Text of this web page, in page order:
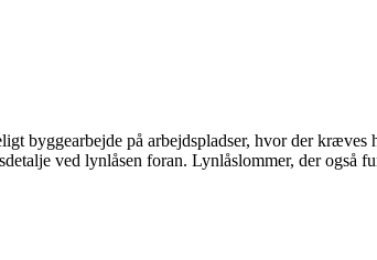
byggearbejde på arbejdspladser, hvor der
ved lynlåsen foran. Lynlåslommer, der også